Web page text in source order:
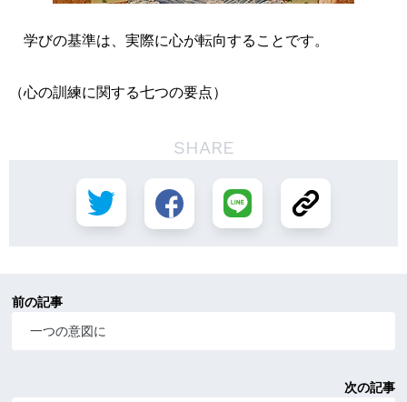
学びの基準は、実際に心が転向することです。
（心の訓練に関する七つの要点）
SHARE
前の記事
一つの意図に
次の記事